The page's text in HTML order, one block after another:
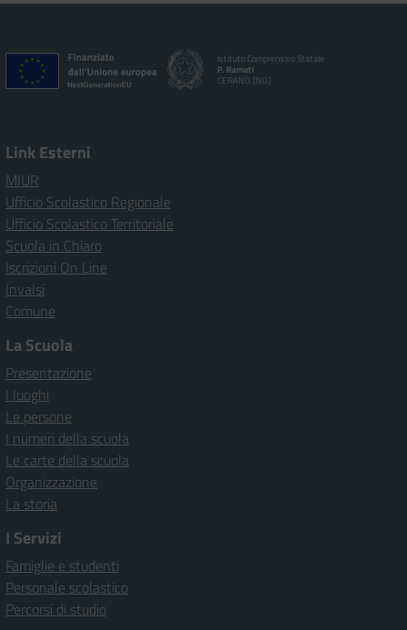
Istituto Comprensivo Statale
P. Ramati
CERANO [NO]
Link Esterni
MIUR
Ufficio Scolastico Regionale
Ufficio Scolastico Territoriale
Scuola in Chiaro
Iscrizioni On Line
Invalsi
Comune
La Scuola
Presentazione
I luoghi
Le persone
I numeri della scuola
Le carte della scuola
Organizzazione
La storia
I Servizi
Famiglie e studenti
Personale scolastico
Percorsi di studio